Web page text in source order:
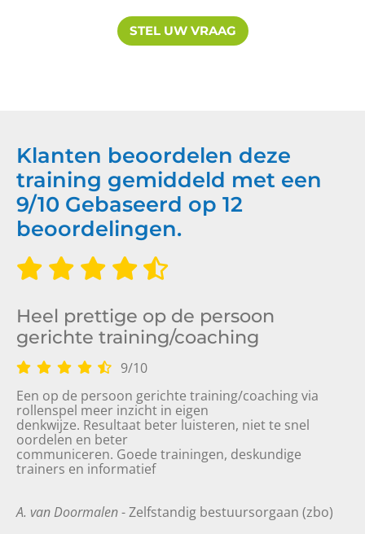
STEL UW VRAAG
Klanten beoordelen deze
training gemiddeld met een
9/10 Gebaseerd op 12
beoordelingen.
Heel prettige op de persoon
gerichte training/coaching
9/10
Een op de persoon gerichte training/coaching via
rollenspel meer inzicht in eigen
denkwijze. Resultaat beter luisteren, niet te snel
oordelen en beter
communiceren. Goede trainingen, deskundige
trainers en informatief
A. van Doormalen- Zelfstandig bestuursorgaan (zbo)